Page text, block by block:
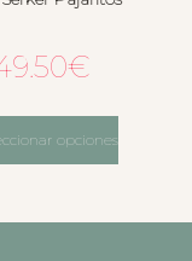
€
opciones